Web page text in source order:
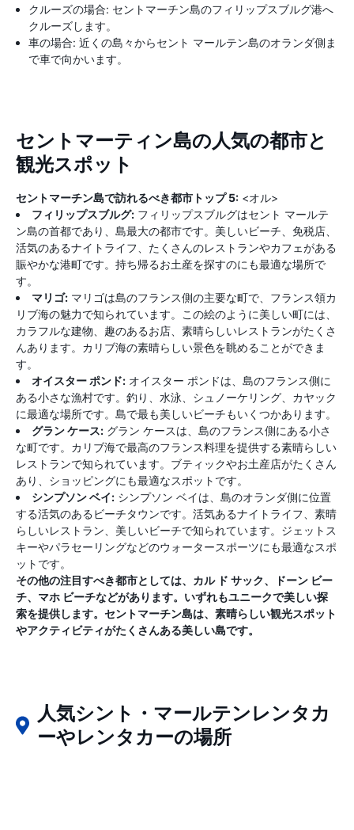
クルーズの場合: セントマーチン島のフィリップスブルグ港へ
クルーズします。
車の場合: 近くの島々からセント マールテン島のオランダ側ま
で車で向かいます。
セントマーティン島の人気の都市と
観光スポット
セントマーチン島で訪れるべき都市トップ 5: <オル>
フィリップスブルグ: フィリップスブルグはセント マールテ
ン島の首都であり、島最大の都市です。美しいビーチ、免税店、
活気のあるナイトライフ、たくさんのレストランやカフェがある
賑やかな港町です。持ち帰るお土産を探すのにも最適な場所で
す。
マリゴ: マリゴは島のフランス側の主要な町で、フランス領カ
リブ海の魅力で知られています。この絵のように美しい町には、
カラフルな建物、趣のあるお店、素晴らしいレストランがたくさ
んあります。カリブ海の素晴らしい景色を眺めることができま
す。
オイスター ポンド: オイスター ポンドは、島のフランス側に
ある小さな漁村です。釣り、水泳、シュノーケリング、カヤック
に最適な場所です。島で最も美しいビーチもいくつかあります。
グラン ケース: グラン ケースは、島のフランス側にある小さ
な町です。カリブ海で最高のフランス料理を提供する素晴らしい
レストランで知られています。ブティックやお土産店がたくさん
あり、ショッピングにも最適なスポットです。
シンプソン ベイ: シンプソン ベイは、島のオランダ側に位置
する活気のあるビーチタウンです。活気あるナイトライフ、素晴
らしいレストラン、美しいビーチで知られています。ジェットス
キーやパラセーリングなどのウォータースポーツにも最適なスポ
ットです。
その他の注目すべき都市としては、カル ド サック、ドーン ビー
チ、マホ ビーチなどがあります。いずれもユニークで美しい探
索を提供します。セントマーチン島は、素晴らしい観光スポット
やアクティビティがたくさんある美しい島です。
人気シント・マールテンレンタカ
ーやレンタカーの場所